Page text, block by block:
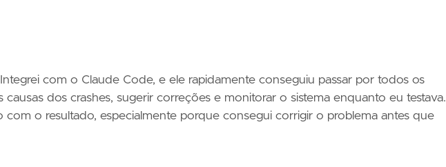
com o Claude Code, e ele rapidamente conseguiu passar por todos os
causas dos crashes, sugerir correções e monitorar o sistema enquanto eu testava.
com o resultado, especialmente porque consegui corrigir o problema antes que